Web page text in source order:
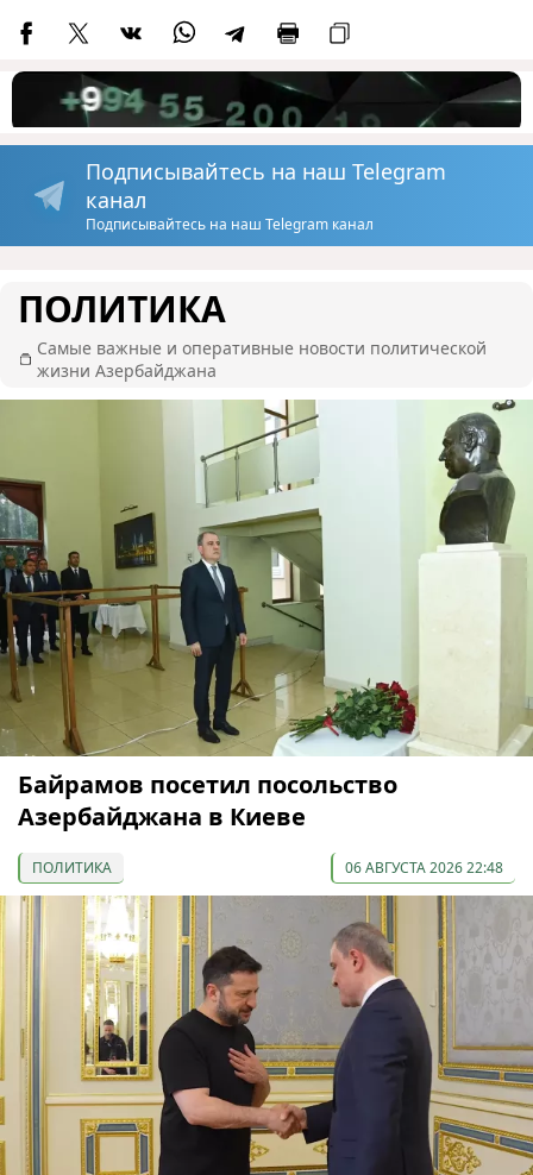
Подписывайтесь на наш Telegram
канал
Подписывайтесь на наш Telegram канал
ПОЛИТИКА
Самые важные и оперативные новости политической
жизни Азербайджана
Байрамов посетил посольство
Азербайджана в Киеве
ПОЛИТИКА 06 АВГУСТА 2026 22:48